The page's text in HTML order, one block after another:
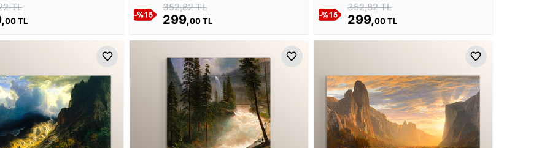
TL
00 TL
352,82 TL
299,00 TL
352,82 TL
299,00 TL